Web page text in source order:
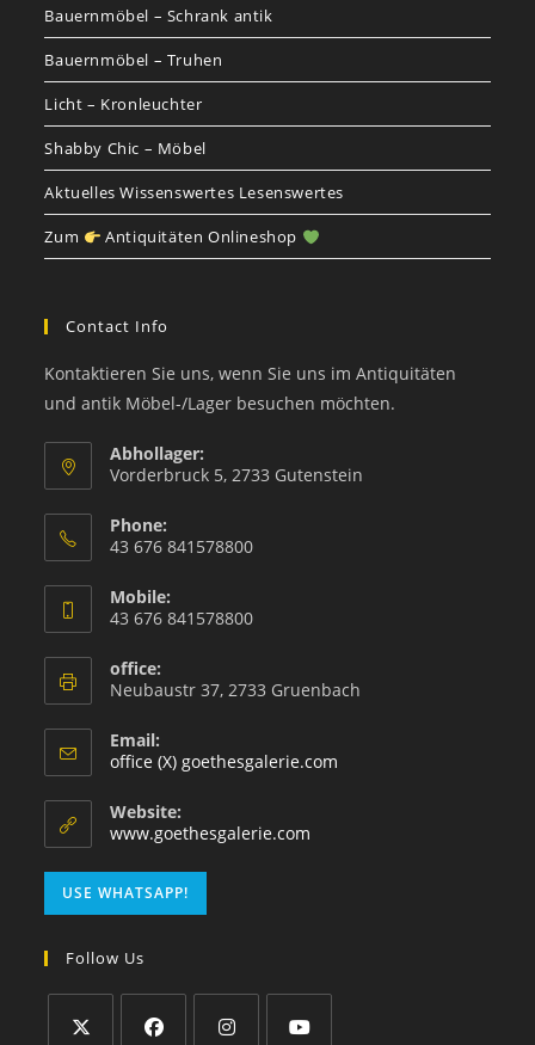
Bauernmöbel – Schrank antik
Bauernmöbel – Truhen
Licht – Kronleuchter
Shabby Chic – Möbel
Aktuelles Wissenswertes Lesenswertes
Zum Antiquitäten Onlineshop
Contact Info
Kontaktieren Sie uns, wenn Sie uns im Antiquitäten
und antik Möbel-/Lager besuchen möchten.
Abhollager:
Vorderbruck 5, 2733 Gutenstein
Phone:
43 676 841578800
Mobile:
43 676 841578800
office:
Neubaustr 37, 2733 Gruenbach
Email:
office (X) goethesgalerie.com
Website:
www.goethesgalerie.com
USE WHATSAPP!
Follow Us